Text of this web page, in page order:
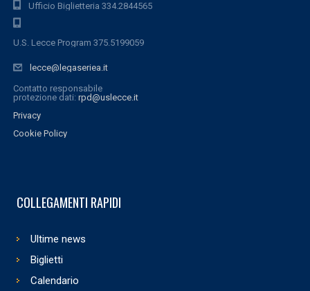
Ufficio Biglietteria 334.2844565
U.S. Lecce Program 375.5199059
lecce@legaseriea.it
Contatto responsabile
protezione dati: rpd@uslecce.it
Privacy
Cookie Policy
COLLEGAMENTI RAPIDI
Ultime news
Biglietti
Calendario